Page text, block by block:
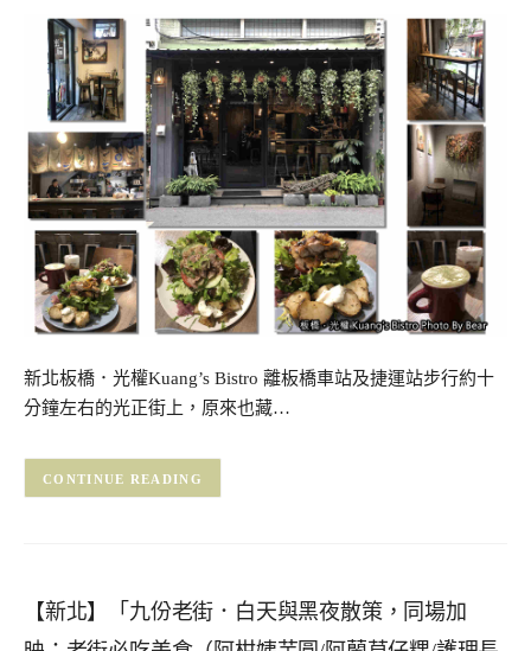
新北板橋．光權Kuang’s Bistro 離板橋車站及捷運站步行約十
分鐘左右的光正街上，原來也藏…
CONTINUE READING
【新北】「九份老街．白天與黑夜散策，同場加